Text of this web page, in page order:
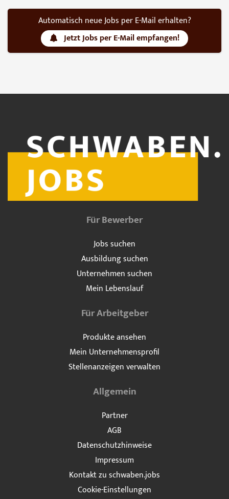
Automatisch neue Jobs per E-Mail erhalten?
Jetzt Jobs per E-Mail empfangen!
Für Bewerber
Jobs suchen
Ausbildung suchen
Unternehmen suchen
Mein Lebenslauf
Für Arbeitgeber
Produkte ansehen
Mein Unternehmensprofil
Stellenanzeigen verwalten
Allgemein
Partner
AGB
Datenschutzhinweise
Impressum
Kontakt zu schwaben.jobs
Cookie-Einstellungen